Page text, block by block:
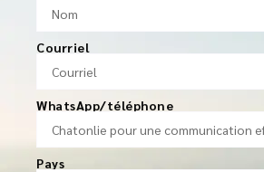
Courriel
WhatsApp/téléphone
Pays